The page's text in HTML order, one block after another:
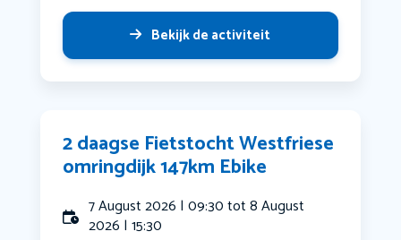
Bekijk de activiteit
2 daagse Fietstocht Westfriese
omringdijk 147km Ebike
7 August 2026 | 09:30 tot 8 August
2026 | 15:30